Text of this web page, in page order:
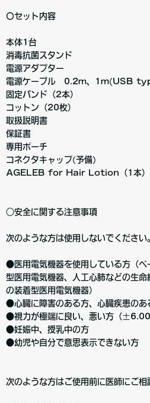
〇セット内容
本体1台
消毒抗菌スタンド
電源アダプター
電源ケーブル 0.2ｍ、1ｍ(USB
固定バンド（2本）
コットン（20枚）
取扱説明書
保証書
専用ポーチ
コネクタキャップ(予備)
AGELEB for Hair Lotion（1本）
○安全に関する注意事項
次のような方は使用しないでください
●医用電気機器を使用している方（ペ
型医用電気機器、人工心肺などの生
の装着型医用電気機器）
●心臓に障害のある方、心臓疾患のあ
●視力が極端に良い、悪い方（±6.00
●妊娠中、授乳中の方
●幼児や自分で意思表示できない方
次のような方はご使用前に医師にご相